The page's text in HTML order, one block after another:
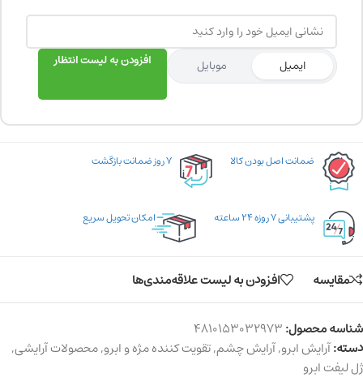
ایمیل موبایل افزودن به لیست انتظار
ضمانت اصل بودن کالا ۷ روز ضمانت بازگشت
پشتیبانی ۷ روزه ۲۴ ساعته امکان تحویل سریع
مقایسه افزودن به لیست علاقه‌مندی‌ها
شناسه محصول:4810153032973
دسته:آرایش ابرو,آرایش چشم,تقویت کننده مژه و ابرو,محصولات آرایشی,
ژل لیفت ابرو